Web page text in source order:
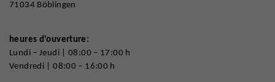
71034 Böblingen
heures d'ouverture:
Lundi – Jeudi | 08:00 – 17:00 h
Vendredi | 08:00 – 16:00 h